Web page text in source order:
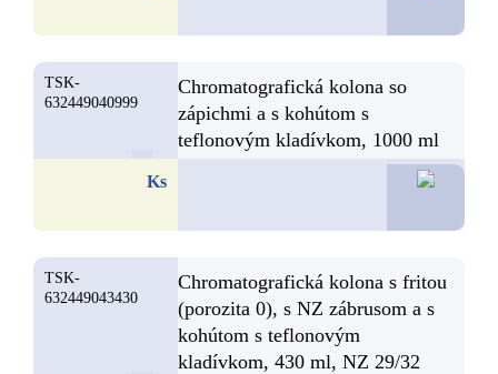
TSK-
632449040999
Chromatografická kolona so
zápichmi a s kohútom s
teflonovým kladívkom, 1000 ml
Ks
TSK-
632449043430
Chromatografická kolona s fritou
(porozita 0), s NZ zábrusom a s
kohútom s teflonovým
kladívkom, 430 ml, NZ 29/32